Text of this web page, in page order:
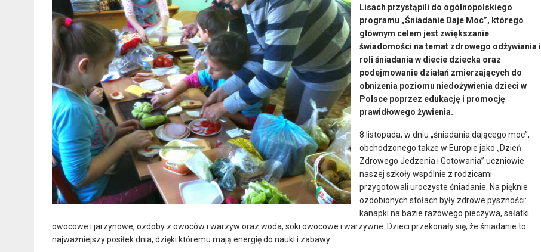
Lisach przystąpili do ogólnopolskiego
programu „Śniadanie Daje Moc”, którego
głównym celem jest zwiększanie
świadomości na temat zdrowego odżywiania i
roli śniadania w diecie dziecka oraz
podejmowanie działań zmierzających do
obniżenia poziomu niedożywienia dzieci w
Polsce poprzez edukację i promocję
prawidłowego żywienia.
8 listopada, w dniu „śniadania dającego moc”,
obchodzonego także w Europie jako „Dzień
Zdrowego Jedzenia i Gotowania” uczniowie
naszej szkoły wspólnie z rodzicami
przygotowali uroczyste śniadanie. Na pięknie
ozdobionych stołach były zdrowe pyszności:
kanapki na bazie razowego pieczywa, sałatki
owocowe i jarzynowe, ozdoby z owoców i warzyw oraz woda, soki owocowe i warzywne. Dzieci przekonały się, że śniadanie to
najważniejszy posiłek dnia, dzięki któremu mają energię do nauki i zabawy.